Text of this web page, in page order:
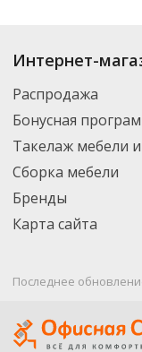
Купить
выбрать нужный
транспортной
Интернет-
Распродажа
Бонусная
Такелаж мебели
Сборка мебели
Бренды
Карта сайта
Последнее